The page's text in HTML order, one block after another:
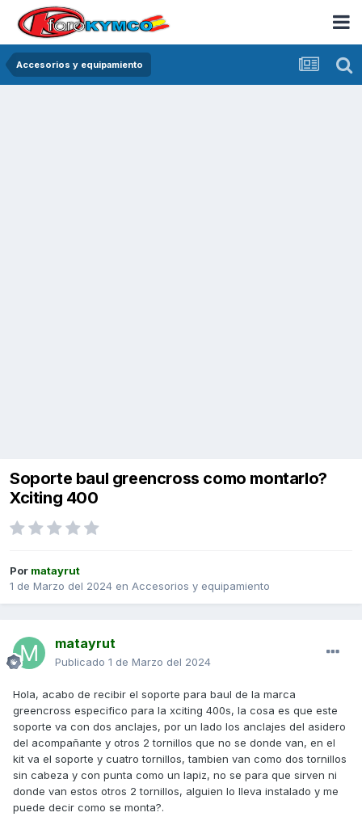
Accesorios y equipamiento
Soporte baul greencross como montarlo?
Xciting 400
Por matayrut
1 de Marzo del 2024 en Accesorios y equipamiento
matayrut
Publicado 1 de Marzo del 2024
Hola, acabo de recibir el soporte para baul de la marca
greencross especifico para la xciting 400s, la cosa es que este
soporte va con dos anclajes, por un lado los anclajes del asidero
del acompañante y otros 2 tornillos que no se donde van, en el
kit va el soporte y cuatro tornillos, tambien van como dos tornillos
sin cabeza y con punta como un lapiz, no se para que sirven ni
donde van estos otros 2 tornillos, alguien lo lleva instalado y me
puede decir como se monta?.